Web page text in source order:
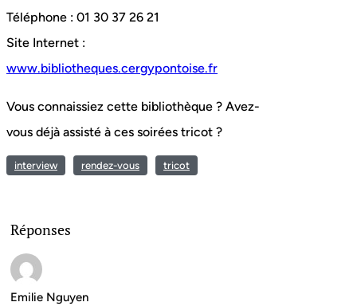
Téléphone : 01 30 37 26 21
Site Internet :
www.bibliotheques.cergypontoise.fr
Vous connaissiez cette bibliothèque ? Avez-
vous déjà assisté à ces soirées tricot ?
interview rendez-vous tricot
Réponses
Emilie Nguyen